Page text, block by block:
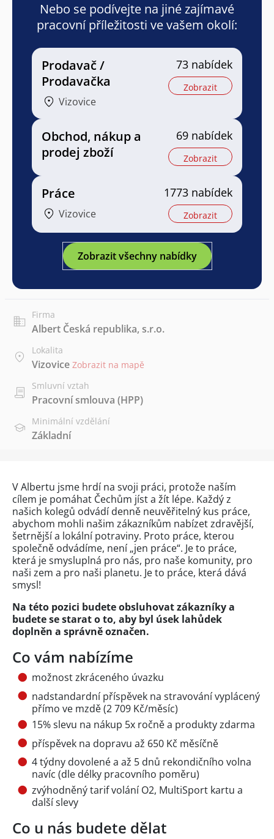
Nebo se podívejte na jiné zajímavé
pracovní příležitosti ve vašem okolí:
Prodavač /
Prodavačka
Vizovice
73 nabídek
Zobrazit
Obchod, nákup a
prodej zboží
69 nabídek
Zobrazit
Práce
Vizovice
1773 nabídek
Zobrazit
Zobrazit všechny nabídky
Firma
Albert Česká republika, s.r.o.
Lokalita
Vizovice Zobrazit na mapě
Smluvní vztah
Pracovní smlouva (HPP)
Minimální vzdělání
Základní
V Albertu jsme hrdí na svoji práci, protože naším
cílem je pomáhat Čechům jíst a žít lépe. Každý z
našich kolegů odvádí denně neuvěřitelný kus práce,
abychom mohli našim zákazníkům nabízet zdravější,
šetrnější a lokální potraviny. Proto práce, kterou
společně odvádíme, není „jen práce“. Je to práce,
která je smysluplná pro nás, pro naše komunity, pro
naši zem a pro naši planetu. Je to práce, která dává
smysl!
Na této pozici budete obsluhovat zákazníky a
budete se starat o to, aby byl úsek lahůdek
doplněn a správně označen.
Co vám nabízíme
možnost zkráceného úvazku
nadstandardní příspěvek na stravování vyplácený
přímo ve mzdě (2 709 Kč/měsíc)
15% slevu na nákup 5x ročně a produkty zdarma
příspěvek na dopravu až 650 Kč měsíčně
4 týdny dovolené a až 5 dnů rekondičního volna
navíc (dle délky pracovního poměru)
zvýhodněný tarif volání O2, MultiSport kartu a
další slevy
Co u nás budete dělat